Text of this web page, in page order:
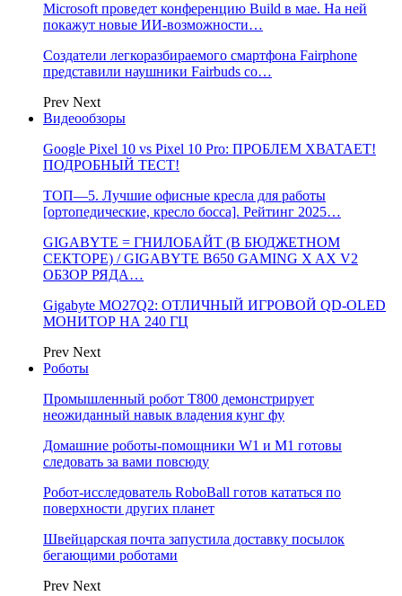
Microsoft проведет конференцию Build в мае. На ней
покажут новые ИИ-возможности…
Создатели легкоразбираемого смартфона Fairphone
представили наушники Fairbuds со…
Prev Next
Видеообзоры
Google Pixel 10 vs Pixel 10 Pro: ПРОБЛЕМ ХВАТАЕТ!
ПОДРОБНЫЙ ТЕСТ!
ТОП—5. Лучшие офисные кресла для работы
[ортопедические, кресло босса]. Рейтинг 2025…
GIGABYTE = ГНИЛОБАЙТ (В БЮДЖЕТНОМ
СЕКТОРЕ) / GIGABYTE B650 GAMING X AX V2
ОБЗОР РЯДА…
Gigabyte MO27Q2: ОТЛИЧНЫЙ ИГРОВОЙ QD-OLED
МОНИТОР НА 240 ГЦ
Prev Next
Роботы
Промышленный робот Т800 демонстрирует
неожиданный навык владения кунг фу
Домашние роботы-помощники W1 и M1 готовы
следовать за вами повсюду
Робот-исследователь RoboBall готов кататься по
поверхности других планет
Швейцарская почта запустила доставку посылок
бегающими роботами
Prev Next